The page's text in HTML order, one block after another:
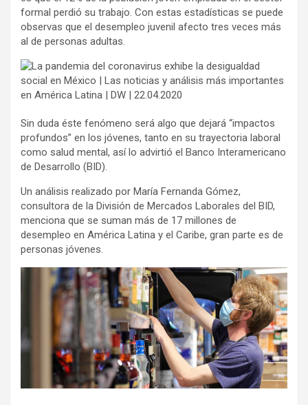
formal perdió su trabajo. Con estas estadísticas se puede
observas que el desempleo juvenil afecto tres veces más
al de personas adultas.
Sin duda éste fenómeno será algo que dejará “impactos
profundos” en los jóvenes, tanto en su trayectoria laboral
como salud mental, así lo advirtió el Banco Interamericano
de Desarrollo (BID).
Un análisis realizado por María Fernanda Gómez,
consultora de la División de Mercados Laborales del BID,
menciona que se suman más de 17 millones de
desempleo en América Latina y el Caribe, gran parte es de
personas jóvenes.